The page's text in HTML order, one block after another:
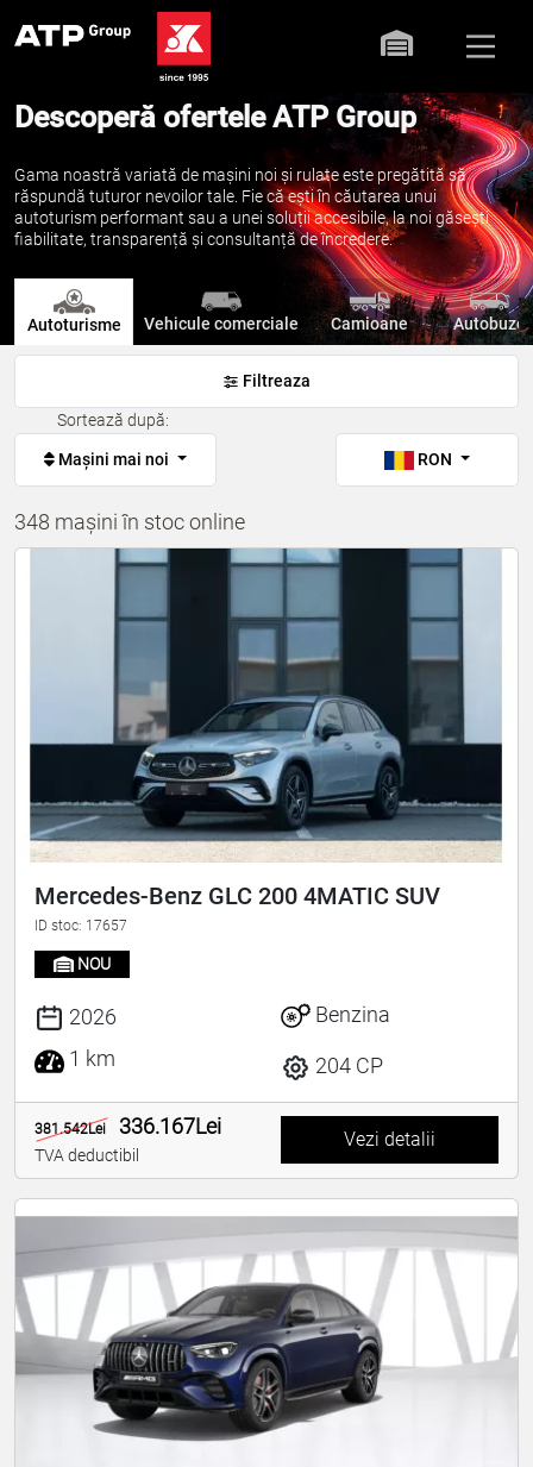
Descoperă ofertele ATP Group
Gama noastră variată de mașini noi și rulate este pregătită să
răspundă tuturor nevoilor tale. Fie că ești în căutarea unui
autoturism performant sau a unei soluții accesibile, la noi găsești
fiabilitate, transparență și consultanță de încredere.
Autoturisme Vehicule comerciale Camioane Autobuze
Filtreaza
Sortează după:
Mașini mai noi RON
348 mașini în stoc online
Mercedes-Benz GLC 200 4MATIC SUV
ID stoc: 17657
NOU
2026
1 km
Benzina
204 CP
381.542Lei 336.167Lei
TVA deductibil
Vezi detalii